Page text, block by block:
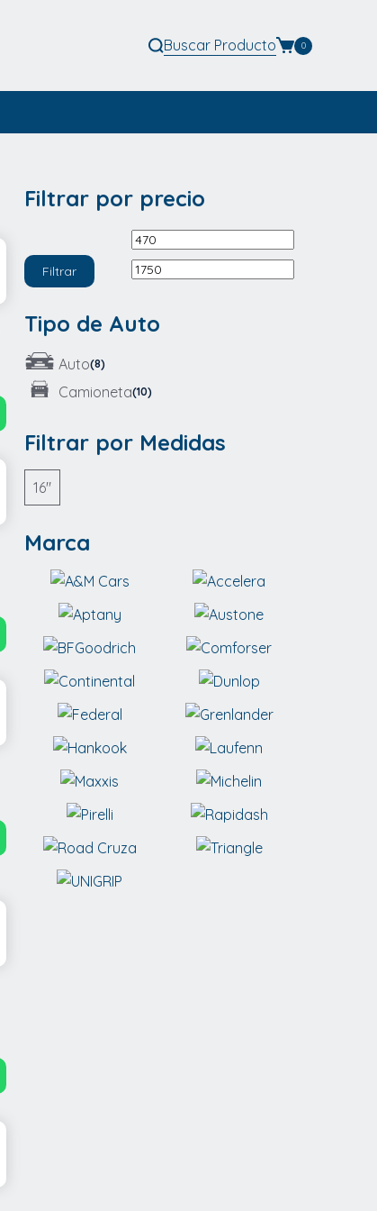
Buscar Producto 0
Filtrar por precio
Precio
mínimo
Filtrar
Tipo de Auto
Auto(8)
Camioneta(10)
Filtrar por Medidas
16"
Marca